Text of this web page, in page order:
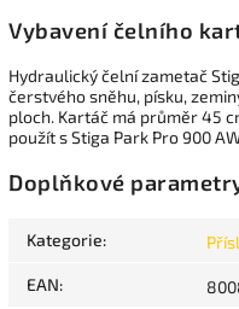
Vybavení čelního
Hydraulický čelní zametač
čerstvého sněhu, písku,
ploch. Kartáč má průměr 45
použít s Stiga Park Pro 900
Doplňkové
Kategorie:
EAN: